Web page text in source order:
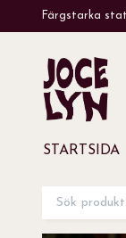
Färgstarka
STARTSIDA